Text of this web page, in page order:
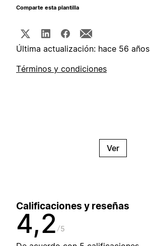
Comparte esta plantilla
Última actualización: hace 56 años
Términos y condiciones
Ver
Calificaciones y reseñas
4,2 5